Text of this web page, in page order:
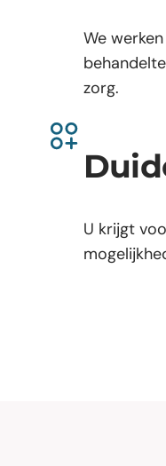
We
zorg.
U krijgt